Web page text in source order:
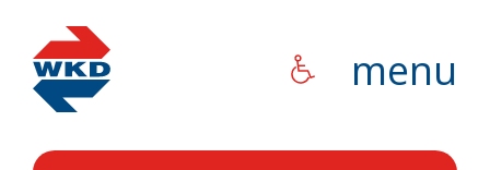
WKD menu